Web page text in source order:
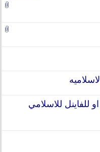
للفاينل للاسلامي